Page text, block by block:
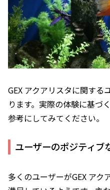
GEX アクアリスタに関する
ります。実際の体験に基づ
参考にしてみてください。
ユーザーのポジティブ
多くのユーザーがGEX ア